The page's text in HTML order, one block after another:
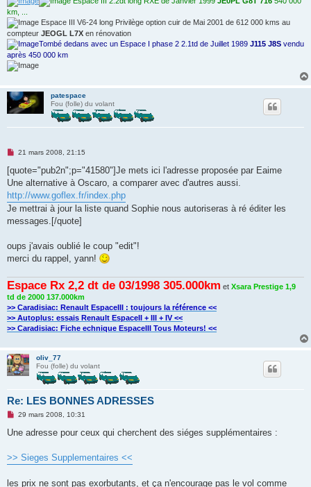
km, ...
Espace III V6-24 long Privilège option cuir de Mai 2001 de 612 000 kms au
compteur JEOGL L7X en rénovation
Tombé dedans avec un Espace I phase 2 2.1td de Juillet 1989 J115 J8S vendu
après 450 000 km
patespace
Fou (folle) du volant
M
s
a
g
e
n
o
n
u
21 mars 2008, 21:15
[quote="pub2n";p="41580"]Je mets ici l'adresse proposée par Eaime
Une alternative à Oscaro, a comparer avec d'autres aussi.
http://www.goflex.fr/index.php
Je mettrai à jour la liste quand Sophie nous autoriseras à ré éditer les
messages.[/quote]
oups j'avais oublié le coup "edit"!
merci du rappel, yann!
Espace Rx 2,2 dt de 03/1998 305.000km et Xsara Prestige 1,9
td de 2000 137.000km
>> Caradisiac: Renault EspaceIII : toujours la référence <<
>> Autoplus: essais Renault EspaceII + III + IV <<
>> Caradisiac: Fiche echnique EspaceIII Tous Moteurs! <<
oliv_77
Fou (folle) du volant
Re: LES BONNES ADRESSES
M
s
g
e
o
29 mars 2008, 10:31
Une adresse pour ceux qui cherchent des siéges supplémentaires :
>> Sieges Supplementaires <<
les prix ne sont pas exorbutants, et ça n'encourage pas le vol comme